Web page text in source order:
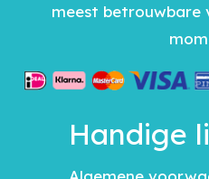
meest
Handige